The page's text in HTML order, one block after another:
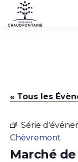
Passer
au
commune
Chaudfontaine
« Tous les
Série
Chèvremont
Marché